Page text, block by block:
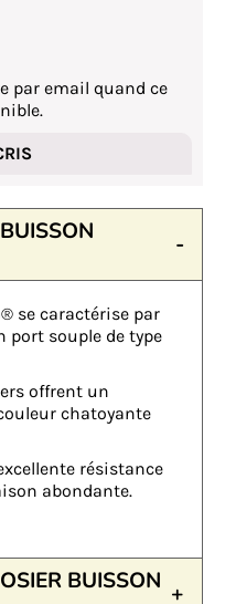
par email quand ce
se caractérise par
port souple de type
offrent un
chatoyante
résistance
abondante.
BUISSON